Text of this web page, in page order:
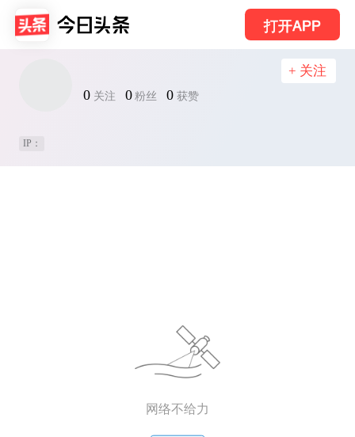
打开APP
0 关注 0 粉丝 0 获赞
+ 关注
IP：
网络不给力